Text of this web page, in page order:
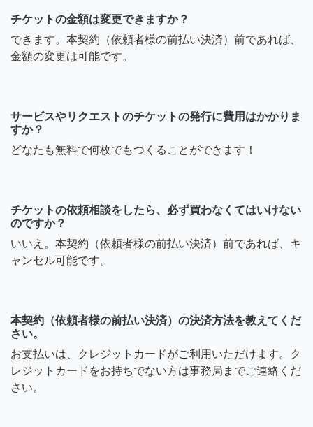
チケットの金額は変更できますか？
できます。本契約（依頼者様の前払い決済）前であれば、
金額の変更は可能です。
サービスやリクエストのチケットの発行に費用はかかりま
すか？
どなたも無料で何枚でもつくることができます！
チケットの依頼相談をしたら、必ず買わなくてはいけない
のですか？
いいえ。本契約（依頼者様の前払い決済）前であれば、キ
ャンセル可能です。
本契約（依頼者様の前払い決済）の決済方法を教えてくだ
さい。
お支払いは、クレジットカードがご利用いただけます。ク
レジットカードをお持ちでない方は事務局までご連絡くだ
さい。